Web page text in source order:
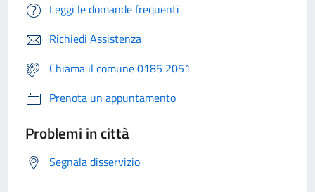
Leggi le domande frequenti
Richiedi Assistenza
Chiama il comune 0185 2051
Prenota un appuntamento
Problemi in città
Segnala disservizio